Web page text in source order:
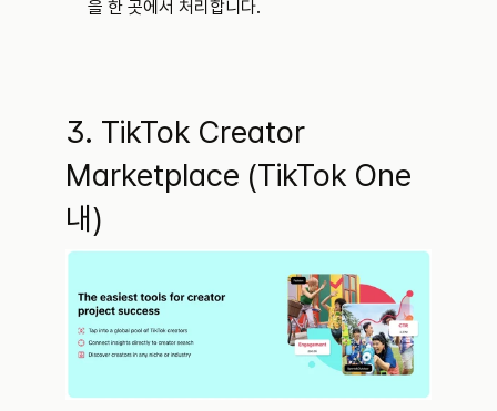
을 한 곳에서 처리합니다.
3. TikTok Creator
Marketplace (TikTok One
내)